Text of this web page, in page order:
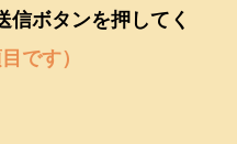
信ボタンを押してく
です）